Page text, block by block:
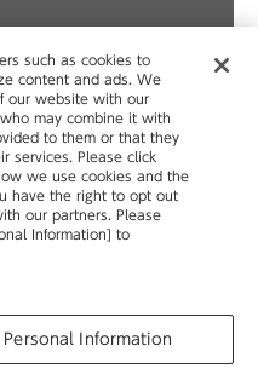
such as cookies to
content and ads. We
our website with our
may combine it with
to them or that they
services. Please click
we use cookies and the
have the right to opt out
our partners. Please
Information] to
Information